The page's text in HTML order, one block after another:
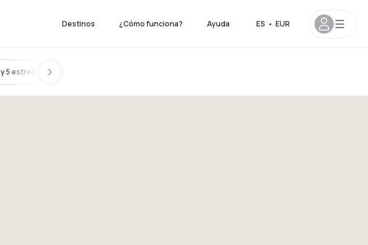
Destinos ¿Cómo funciona? Ayuda ES • EUR
5 estrellas